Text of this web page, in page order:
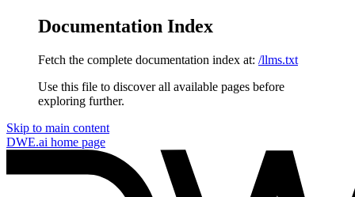
Documentation Index
Fetch the complete documentation index at: /llms.txt
Use this file to discover all available pages before
exploring further.
Skip to main content
DWE.ai home page